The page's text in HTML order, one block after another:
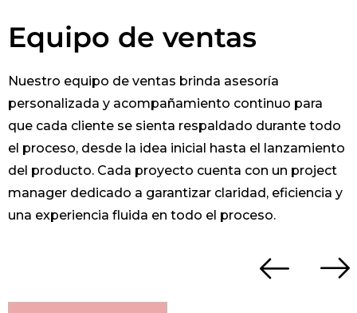
Equipo de ventas
Nuestro equipo de ventas brinda asesoría
personalizada y acompañamiento continuo para
que cada cliente se sienta respaldado durante todo
el proceso, desde la idea inicial hasta el lanzamiento
del producto. Cada proyecto cuenta con un project
manager dedicado a garantizar claridad, eficiencia y
una experiencia fluida en todo el proceso.